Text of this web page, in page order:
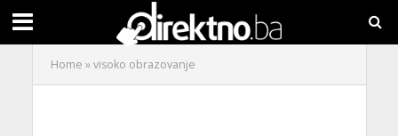
Home »visoko obrazovanje